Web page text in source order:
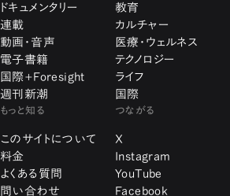
ドキュメンタリー
連載
動画・音声
電子書籍
国際+Foresight
週刊新潮
教育
カルチャー
医療・ウェルネス
テクノロジー
ライフ
国際
もっと知る
このサイトについて
料金
よくある質問
問い合わせ
つながる
X
Instagram
YouTube
Facebook